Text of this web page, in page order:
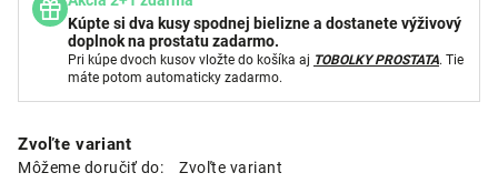
Zvoľte variant
Môžeme doručiť do: Zvoľte variant
Kúpte si dva kusy spodnej bielizne a dostanete výživový
doplnok na prostatu zadarmo.
Pri kúpe dvoch kusov vložte do košíka aj TOBOLKY PROSTATA. Tie
máte potom automaticky zadarmo.